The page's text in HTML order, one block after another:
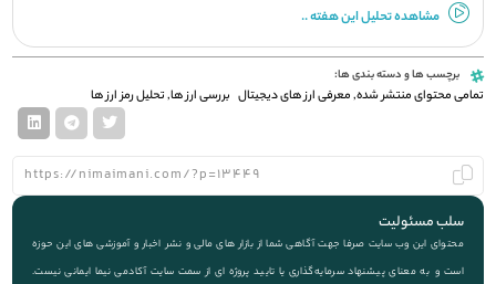
مشاهده تحلیل این هفته ..
برچسب ها و دسته بندی ها:
تمامی محتوای منتشر شده,معرفی ارز های دیجیتال بررسی ارز ها,تحلیل رمز ارز ها
سلب مسئولیت
محتوای این وب سایت صرفا جهت آگاهی شما از بازار های مالی و نشر اخبار و آموزشی های این حوزه
است و به معنای پیشنهاد سرمایه‌گذاری یا تایید پروژه ای از سمت سایت آکادمی نیما ایمانی نیست.